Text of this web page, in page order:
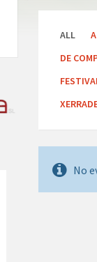
ALL
DE
No